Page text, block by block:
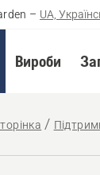
– UA,
Вироби